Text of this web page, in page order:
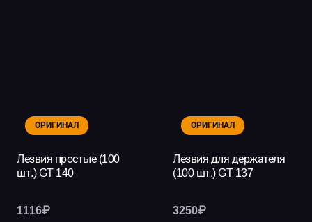
ОРИГИНАЛ
Лезвия простые (100
шт.) GT 140
1116₽
ОРИГИНАЛ
Лезвия для держателя
(100 шт.) GT 137
3250₽